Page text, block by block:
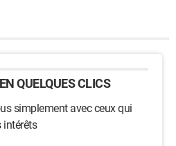
QUELQUES CLICS
simplement avec ceux qui
intérêts